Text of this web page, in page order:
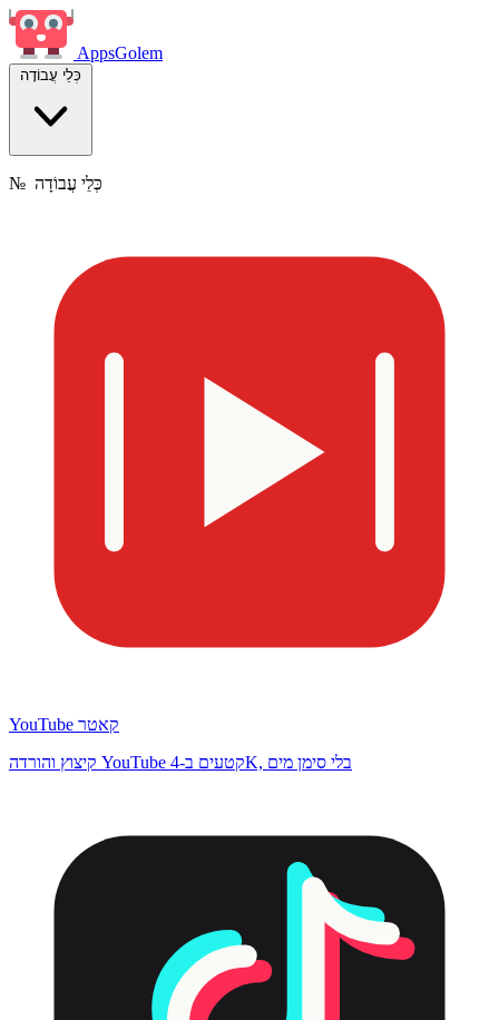
AppsGolem
כְּלֵי עֲבוֹדָה
№ כְּלֵי עֲבוֹדָה
YouTube קאטר
קיצוץ והורדה YouTube קטעים ב-4K, בלי סימן מים